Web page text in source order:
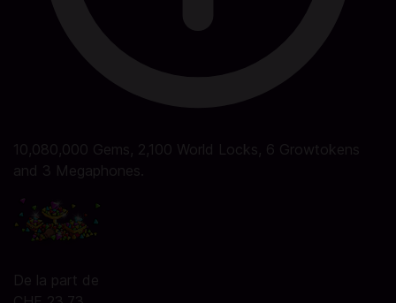
10,080,000 Gems, 2,100 World Locks, 6 Growtokens
and 3 Megaphones.
De la part de